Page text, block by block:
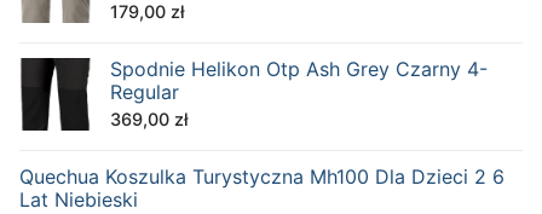
179,00 zł
Spodnie Helikon Otp Ash Grey Czarny 4-
Regular
369,00 zł
Quechua Koszulka Turystyczna Mh100 Dla Dzieci 2 6
Lat Niebieski